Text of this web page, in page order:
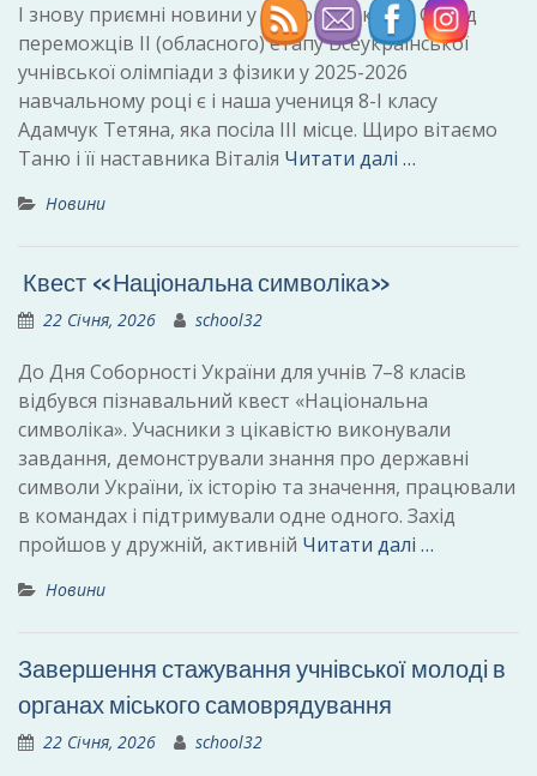
І знову приємні новини у нашому закладі! Серед
переможців ІІ (обласного) етапу Всеукраїнської
учнівської олімпіади з фізики у 2025-2026
навчальному році є і наша учениця 8-І класу
Адамчук Тетяна, яка посіла ІІІ місце. Щиро вітаємо
Таню і її наставника Віталія Читати далі …
Новини
Квест «Національна символіка»
22 Січня, 2026 school32
До Дня Соборності України для учнів 7–8 класів
відбувся пізнавальний квест «Національна
символіка». Учасники з цікавістю виконували
завдання, демонстрували знання про державні
символи України, їх історію та значення, працювали
в командах і підтримували одне одного. Захід
пройшов у дружній, активній Читати далі …
Новини
Завершення стажування учнівської молоді в
органах міського самоврядування
22 Січня, 2026 school32